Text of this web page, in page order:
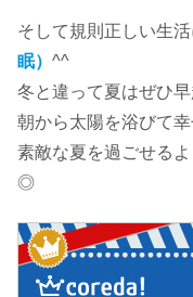
そして規則正しい生活
眠） ^^
冬と違って夏はぜひ
朝から太陽を浴びて
素敵な夏を過ごせる
◎